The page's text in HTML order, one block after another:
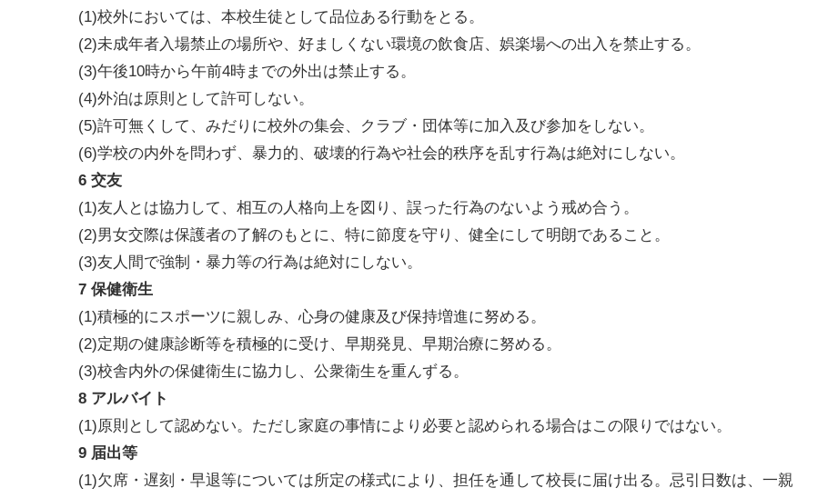
(1)校外においては、本校生徒として品位ある行動をとる。
(2)未成年者入場禁止の場所や、好ましくない環境の飲食店、娯楽場への出入を禁止する。
(3)午後10時から午前4時までの外出は禁止する。
(4)外泊は原則として許可しない。
(5)許可無くして、みだりに校外の集会、クラブ・団体等に加入及び参加をしない。
(6)学校の内外を問わず、暴力的、破壊的行為や社会的秩序を乱す行為は絶対にしない。
6 交友
(1)友人とは協力して、相互の人格向上を図り、誤った行為のないよう戒め合う。
(2)男女交際は保護者の了解のもとに、特に節度を守り、健全にして明朗であること。
(3)友人間で強制・暴力等の行為は絶対にしない。
7 保健衛生
(1)積極的にスポーツに親しみ、心身の健康及び保持増進に努める。
(2)定期の健康診断等を積極的に受け、早期発見、早期治療に努める。
(3)校舎内外の保健衛生に協力し、公衆衛生を重んずる。
8 アルバイト
(1)原則として認めない。ただし家庭の事情により必要と認められる場合はこの限りではない。
9 届出等
(1)欠席・遅刻・早退等については所定の様式により、担任を通して校長に届け出る。忌引日数は、一親